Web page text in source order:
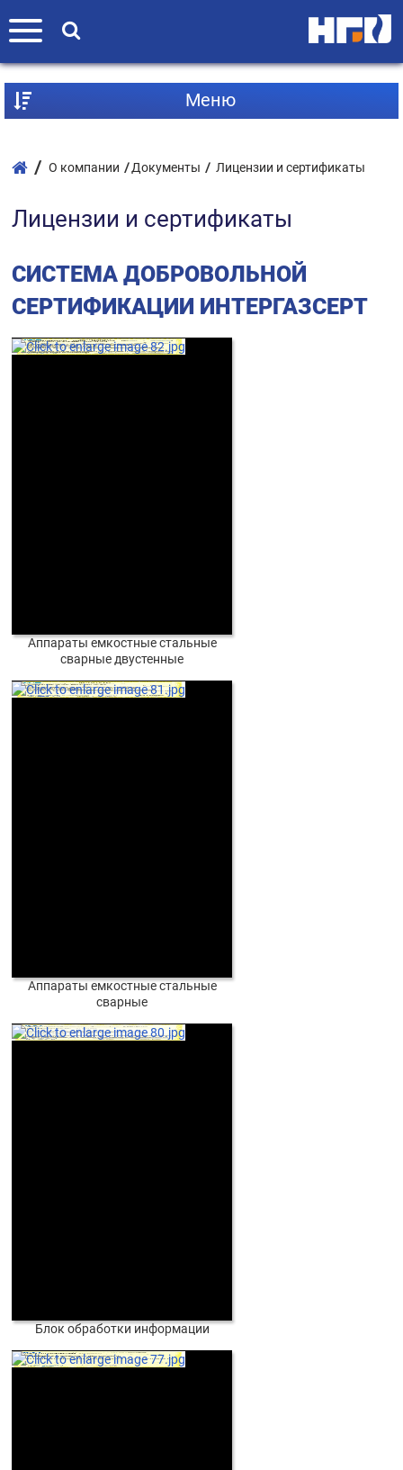
Mеню
О компании Документы Лицензии и сертификаты
Лицензии и сертификаты
СИСТЕМА ДОБРОВОЛЬНОЙ
СЕРТИФИКАЦИИ ИНТЕРГАЗСЕРТ
Аппараты емкостные стальные
сварные двустенные
Аппараты емкостные стальные
сварные
Блок обработки информации